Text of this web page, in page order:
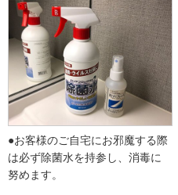
●お客様のご自宅にお邪魔する際
は必ず除菌水を持参し、消毒に
努めます。